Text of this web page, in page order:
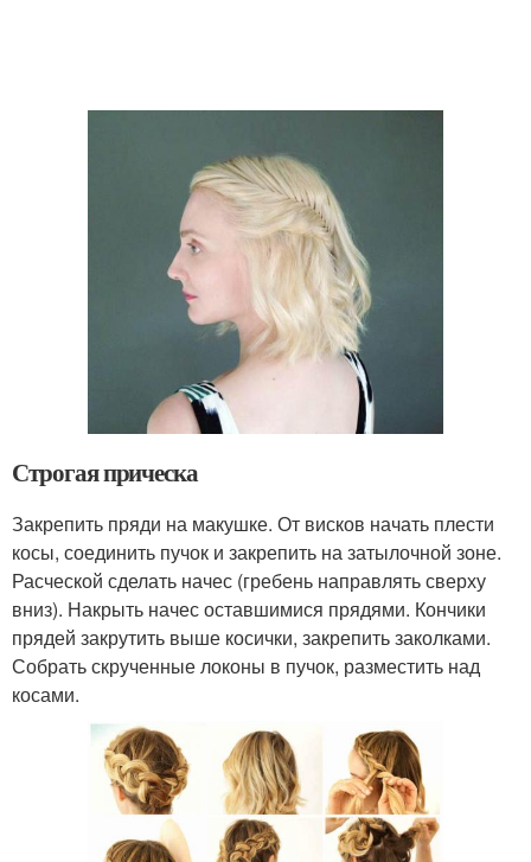
Строгая прическа
Закрепить пряди на макушке. От висков начать плести
косы, соединить пучок и закрепить на затылочной зоне.
Расческой сделать начес (гребень направлять сверху
вниз). Накрыть начес оставшимися прядями. Кончики
прядей закрутить выше косички, закрепить заколками.
Собрать скрученные локоны в пучок, разместить над
косами.